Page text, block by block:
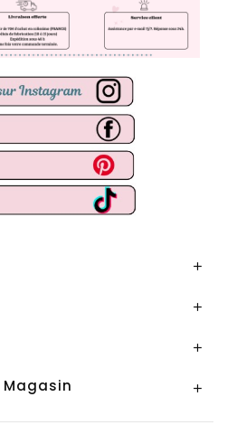



